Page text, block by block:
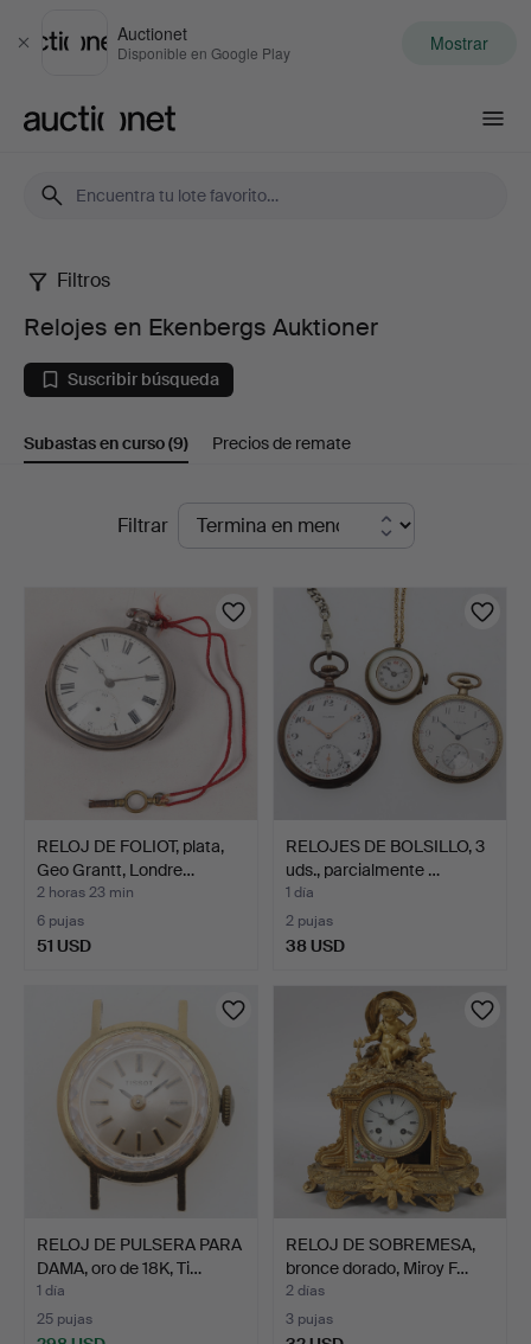
Cerrar
Auctionet
Disponible en Google Play Mostrar
Relojes
en
Ekenbergs
Auktioner
Filtros
Relojes en Ekenbergs Auktioner
Suscribir búsqueda
Subastas en curso(9) Precios de remate
SubastasFiltrar
RELOJ DE FOLIOT, plata,
Geo Grantt, Londre…
2 horas 23 min
6 pujas
51 USD
RELOJES DE BOLSILLO, 3
uds., parcialmente …
1 día
2 pujas
38 USD
RELOJ DE PULSERA PARA
DAMA, oro de 18K, Ti…
1 día
25 pujas
RELOJ DE SOBREMESA,
bronce dorado, Miroy F…
2 días
3 pujas